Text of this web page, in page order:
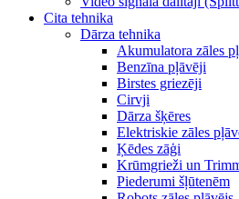
Cita tehnika
Dārza tehnika
Akumulatora zāles
Benzīna pļāvēji
Birstes griezēji
Cirvji
Dārza šķēres
Elektriskie zāles
Ķēdes zāģi
Krūmgrieži un
Piederumi šļūtenēm